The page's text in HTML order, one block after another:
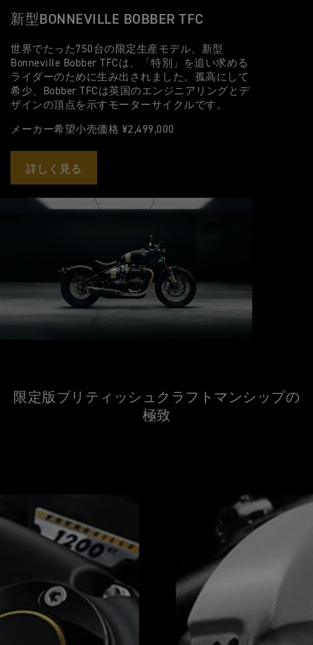
新型BONNEVILLE BOBBER TFC
世界でたった750台の限定生産モデル、新型
Bonneville Bobber TFCは、「特別」を追い求める
ライダーのために生み出されました。孤高にして
希少、Bobber TFCは英国のエンジニアリングとデ
ザインの頂点を示すモーターサイクルです。
メーカー希望小売価格 ¥2,499,000
詳しく見る
限定版ブリティッシュクラフトマンシップの
極致